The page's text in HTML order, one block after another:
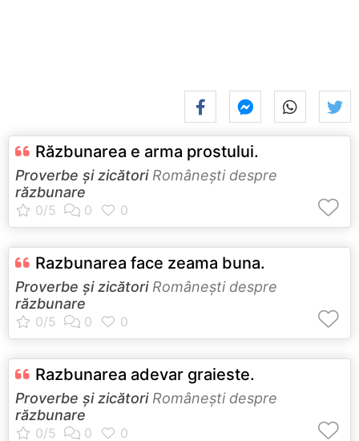
Răzbunarea e arma prostului.
Proverbe și zicătoriRomâneşti despre
răzbunare
Razbunarea face zeama buna.
Proverbe și zicătoriRomâneşti despre
răzbunare
Razbunarea adevar graieste.
Proverbe și zicătoriRomâneşti despre
răzbunare